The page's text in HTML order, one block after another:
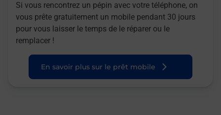
Si vous rencontrez un pépin avec votre téléphone, on
vous prête gratuitement un mobile pendant 30 jours
pour vous laisser le temps de le réparer ou le
remplacer !
En savoir plus sur le prêt mobile